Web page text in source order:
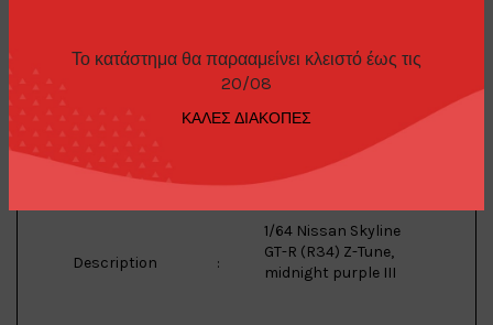
Το κατάστημα θα παρααμείνει κλειστό έως τις
20/08
ΚΑΛΕΣ ΔΙΑΚΟΠΕΣ
Brand
Model
Description :
1/64 Nissan Skyline
GT-R (R34) Z-Tune,
midnight purple III